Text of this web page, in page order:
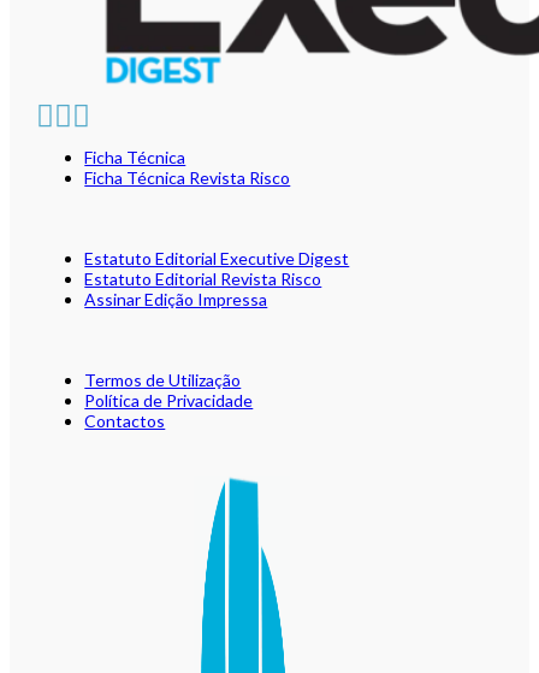
Ficha Técnica
Ficha Técnica Revista Risco
Estatuto Editorial Executive Digest
Estatuto Editorial Revista Risco
Assinar Edição Impressa
Termos de Utilização
Política de Privacidade
Contactos